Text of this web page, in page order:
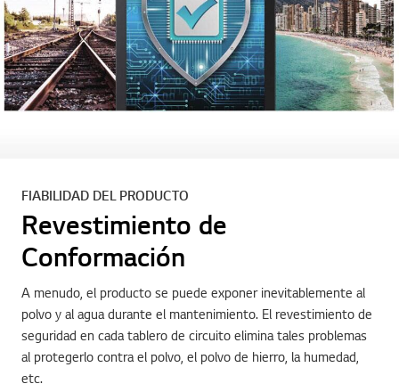
FIABILIDAD DEL PRODUCTO
Revestimiento de
Conformación
A menudo, el producto se puede exponer inevitablemente al
polvo y al agua durante el mantenimiento. El revestimiento de
seguridad en cada tablero de circuito elimina tales problemas
al protegerlo contra el polvo, el polvo de hierro, la humedad,
etc.